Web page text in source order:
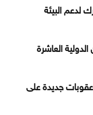
لدعم البيئة
العاشرة
جديدة على